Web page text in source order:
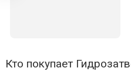
Кто покупает